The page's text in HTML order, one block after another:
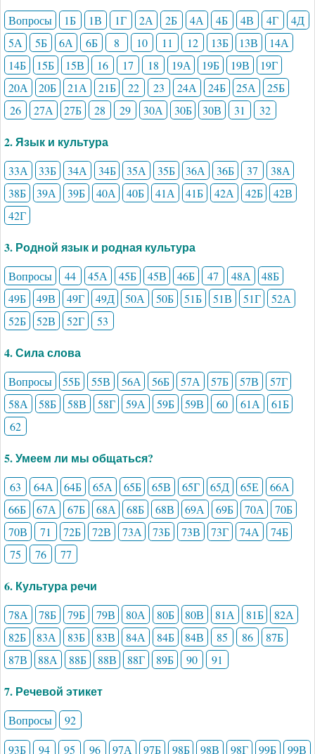
Вопросы 1Б 1В 1Г 2А 2Б 4А 4Б 4В 4Г
4Д
5А
5Б 6А 6Б 8 10 11 12 13Б 13В
14А
14Б
15Б 15В 16 17 18 19А 19Б 19В
19Г
20А
20Б 21А 21Б 22 23 24А 24Б 25А
25Б
26
27А 27Б 28 29 30А 30Б 30В 31 32
2. Язык и культура
33А 33Б 34А 34Б 35А 35Б 36А 36Б 37
38А
38Б
39А 39Б 40А 40Б 41А 41Б 42А 42Б
42В
42Г
3. Родной язык и родная культура
Вопросы 44 45А 45Б 45В 46Б 47 48А
48Б
49Б
49В 49Г 49Д 50А 50Б 51Б 51В 51Г
52А
52Б
52В 52Г 53
4. Сила слова
Вопросы 55Б 55В 56А 56Б 57А 57Б 57В
57Г
58А
58Б 58В 58Г 59А 59Б 59В 60 61А
61Б
62
5. Умеем ли мы общаться?
63 64А 64Б 65А 65Б 65В 65Г 65Д 65Е
66А
66Б
67А 67Б 68А 68Б 68В 69А 69Б 70А
70Б
70В
71 72Б 72В 73А 73Б 73В 73Г 74А
74Б
75
76 77
6. Культура речи
78А 78Б 79Б 79В 80А 80Б 80В 81А 81Б
82А
82Б
83А 83Б 83В 84А 84Б 84В 85 86
87Б
87В
88А 88Б 88В 88Г 89Б 90 91
7. Речевой этикет
Вопросы
92
93Б
94 95 96 97А 97Б 98Б 98В 98Г 99Б 99В